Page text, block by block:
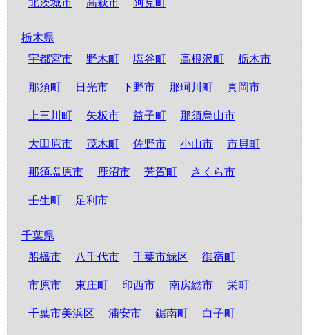
北茨城市 高萩市 阿見町
栃木県
宇都宮市
野木町 塩谷町 高根沢町 栃木市
那須町 日光市 下野市 那珂川町 真岡市
上三川町 矢板市 益子町 那須烏山市
大田原市 茂木町 佐野市 小山市 市貝町
那須塩原市 鹿沼市 芳賀町 さくら市
壬生町 足利市
千葉県
船橋市
八千代市 千葉市緑区 御宿町
市原市 東庄町 印西市 南房総市 栄町
千葉市美浜区 浦安市 鋸南町 白子町